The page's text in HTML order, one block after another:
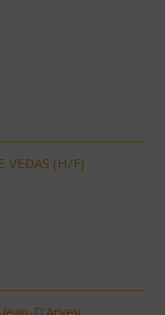
VEDAS (H/F)